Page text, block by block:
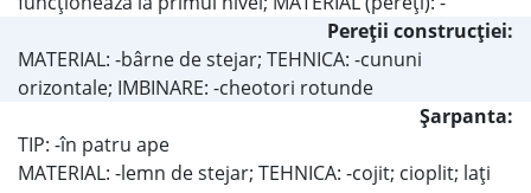
Pereţii construcţiei:
MATERIAL: -bârne de stejar; TEHNICA: -cununi
orizontale; IMBINARE: -cheotori rotunde
Şarpanta:
TIP: -în patru ape
MATERIAL: -lemn de stejar; TEHNICA: -cojit; cioplit; laţi